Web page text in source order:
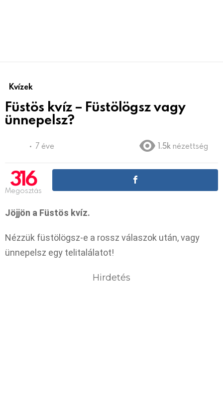
Kvízek
Füstös kvíz – Füstölögsz vagy
ünnepelsz?
7 éve 1.5k nézettség
316
Megosztás
Jöjjön a Füstös kvíz.
Nézzük füstölögsz-e a rossz válaszok után, vagy
ünnepelsz egy telitalálatot!
Hirdetés